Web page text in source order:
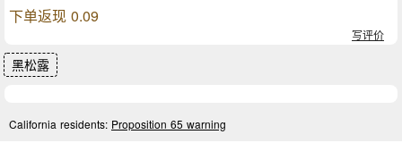
下单返现 0.09
写评价
黑松露
California residents: Proposition 65 warning